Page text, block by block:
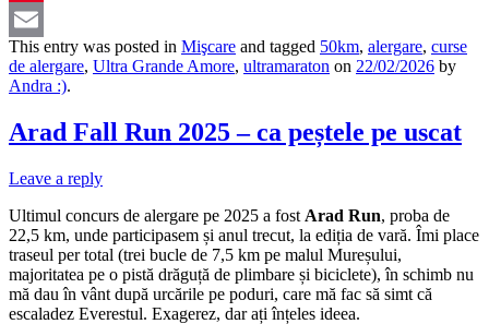
Pinterest
Email
This entry was posted in Mişcare and tagged 50km, alergare, curse
de alergare, Ultra Grande Amore, ultramaraton on 22/02/2026 by
Andra :).
Arad Fall Run 2025 – ca peștele pe uscat
Leave a reply
Ultimul concurs de alergare pe 2025 a fost Arad Run, proba de
22,5 km, unde participasem și anul trecut, la ediția de vară. Îmi place
traseul per total (trei bucle de 7,5 km pe malul Mureșului,
majoritatea pe o pistă drăguță de plimbare și biciclete), în schimb nu
mă dau în vânt după urcările pe poduri, care mă fac să simt că
escaladez Everestul. Exagerez, dar ați înțeles ideea.